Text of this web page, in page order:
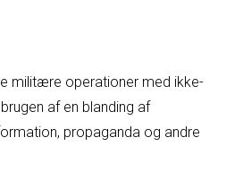
militære operationer med ikke-
af ​​en blanding af
propaganda og andre